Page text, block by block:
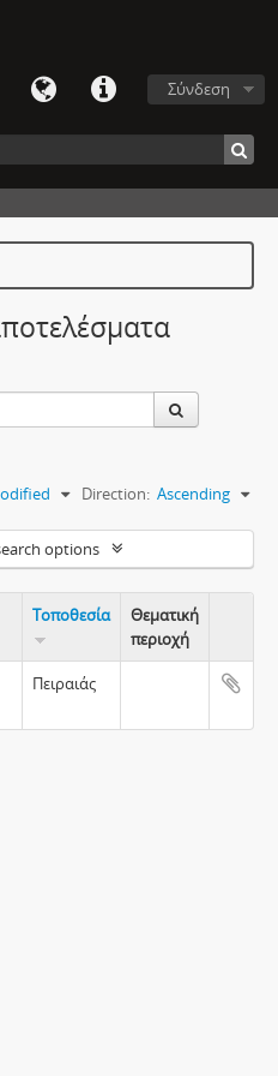
Σύνδεση
Direction: Ascending
options
Τοποθεσία
Θεματική
περιοχή
Πειραιάς